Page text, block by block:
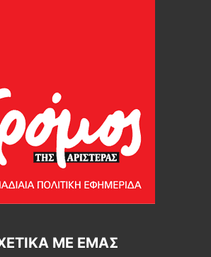
ΜΕ ΕΜΆΣ